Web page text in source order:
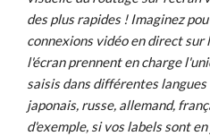
des plus rapides ! Imaginez
connexions vidéo en direct sur
l'écran prennent en charge
saisis dans différentes
japonais, russe, allemand,
d'exemple, si vos labels sont